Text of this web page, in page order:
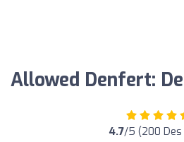
Allowed Denfert:
4.7/5 (200 Des